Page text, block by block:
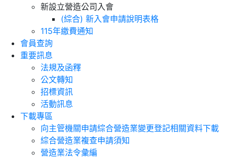
新設立營造公司入會
(綜合) 新入會申請說明表格
115年繳費通知
會員查詢
重要訊息
法規及函釋
公文轉知
招標資訊
活動訊息
下載專區
向主管機關申請綜合營造業變更登記相關資料下載
綜合營造業複查申請須知
營造業法令彙編